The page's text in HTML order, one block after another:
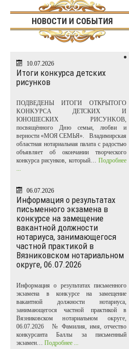
НОВОСТИ И СОБЫТИЯ
10.07.2026
Итоги конкурса детских
рисунков
ПОДВЕДЕНЫ ИТОГИ ОТКРЫТОГО
KOHKУPCA ДЕТСКИХ И
ЮНОШЕСКИХ PИCУHKOB,
посвящённого Дню семьи, любви и
верности «МОЯ СЕМЬЯ». Владимирская
областная нотариальная палата с радостью
объявляет об окончании творческого
конкурса рисунков, который… Подробнее
...
06.07.2026
Информация о результатах
письменного экзамена в
конкурсе на замещение
вакантной должности
нотариуса, занимающегося
частной практикой в
Вязниковском нотариальном
округе, 06.07.2026
Информация о результатах письменного
экзамена в конкурсе на замещение
вакантной должности нотариуса,
занимающегося частной практикой в
Вязниковском нотариальном округе,
06.07.2026 № Фамилия, имя, отчество
конкурсанта Баллы за письменный
экзамен… Подробнее ...